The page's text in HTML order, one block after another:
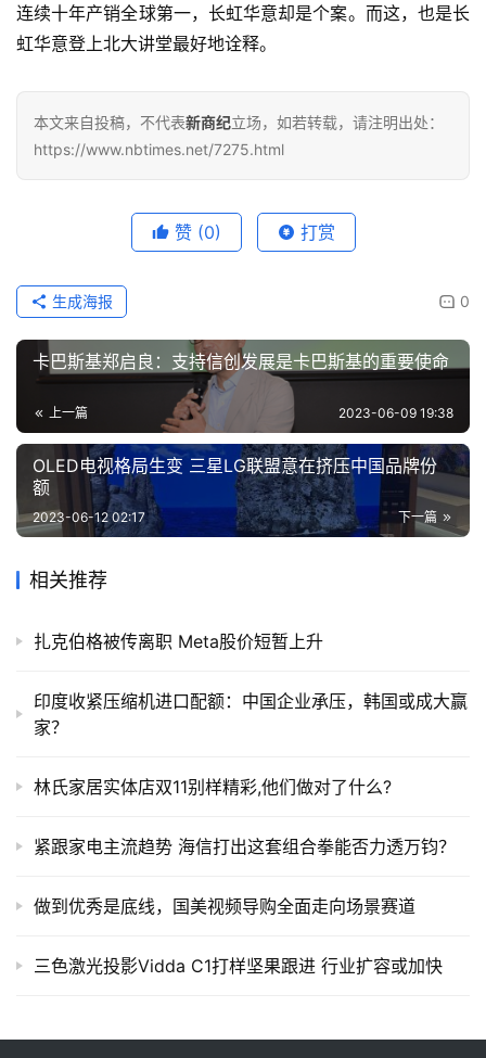
连续十年产销全球第一，长虹华意却是个案。而这，也是长
虹华意登上北大讲堂最好地诠释。
本文来自投稿，不代表新商纪立场，如若转载，请注明出处：
https://www.nbtimes.net/7275.html
赞 (0) 打赏
0
生成海报
卡巴斯基郑启良：支持信创发展是卡巴斯基的重要使命
上一篇 2023-06-09 19:38
OLED电视格局生变 三星LG联盟意在挤压中国品牌份
额
下一篇
2023-06-12 02:17
相关推荐
扎克伯格被传离职 Meta股价短暂上升
印度收紧压缩机进口配额：中国企业承压，韩国或成大赢
家？
林氏家居实体店双11别样精彩,他们做对了什么?
紧跟家电主流趋势 海信打出这套组合拳能否力透万钧？
做到优秀是底线，国美视频导购全面走向场景赛道
三色激光投影Vidda C1打样坚果跟进 行业扩容或加快